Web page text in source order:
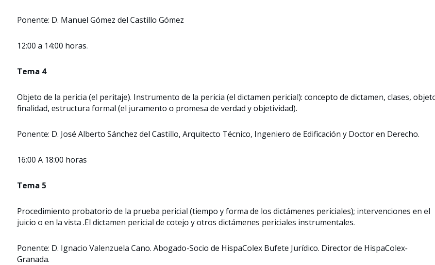
Ponente: D. Manuel Gómez del Castillo Gómez
12:00 a 14:00 horas.
Tema 4
Objeto de la pericia (el peritaje). Instrumento de la pericia (el dictamen pericial): concepto de dictamen, clases,
finalidad, estructura formal (el juramento o promesa de verdad y objetividad).
Ponente: D. José Alberto Sánchez del Castillo, Arquitecto Técnico, Ingeniero de Edificación y Doctor en Derecho.
16:00 A 18:00 horas
Tema 5
Procedimiento probatorio de la prueba pericial (tiempo y forma de los dictámenes periciales); intervenciones en el
juicio o en la vista .El dictamen pericial de cotejo y otros dictámenes periciales instrumentales.
Ponente: D. Ignacio Valenzuela Cano. Abogado-Socio de HispaColex Bufete Jurídico. Director de HispaColex-
Granada.